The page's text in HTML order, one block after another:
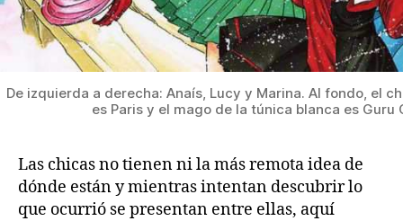
De izquierda a derecha: Anaís, Lucy y Marina. Al fondo, el
es Paris y el mago de la túnica blanca es Guru
Las chicas no tienen ni la más remota idea de
dónde están y mientras intentan descubrir lo
que ocurrió se presentan entre ellas, aquí